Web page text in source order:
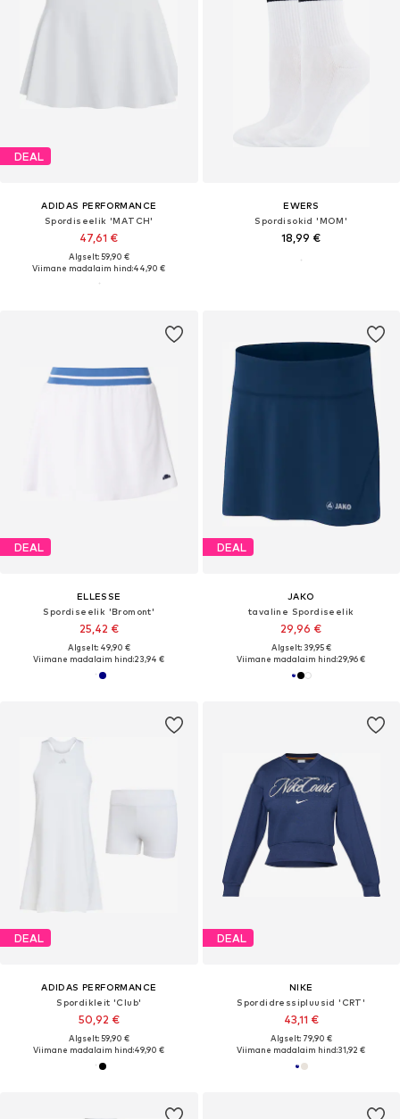
DEAL
ADIDAS PERFORMANCE
Spordiseelik 'MATCH'
47,61 €
Algselt: 59,90 €
Viimane madalaim hind:44,90 €
EWERS
Spordisokid 'MOM'
18,99 €
DEAL
ELLESSE
Spordiseelik 'Bromont'
25,42 €
Algselt: 49,90 €
Viimane madalaim hind:23,94 €
DEAL
JAKO
tavaline Spordiseelik
29,96 €
Algselt: 39,95 €
Viimane madalaim hind:29,96 €
DEAL
ADIDAS PERFORMANCE
Spordikleit 'Club'
50,92 €
Algselt: 59,90 €
Viimane madalaim hind:49,90 €
DEAL
NIKE
Spordidressipluusid 'CRT'
43,11 €
Algselt: 79,90 €
Viimane madalaim hind:31,92 €